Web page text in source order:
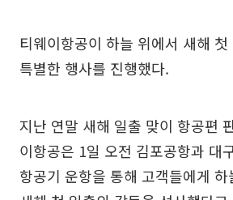
티웨이항공이 하늘 위에서 새해
특별한 행사를 진행했다.
지난 연말 새해 일출 맞이 항공편
이항공은 1일 오전 김포공항과 대
항공기 운항을 통해 고객들에게